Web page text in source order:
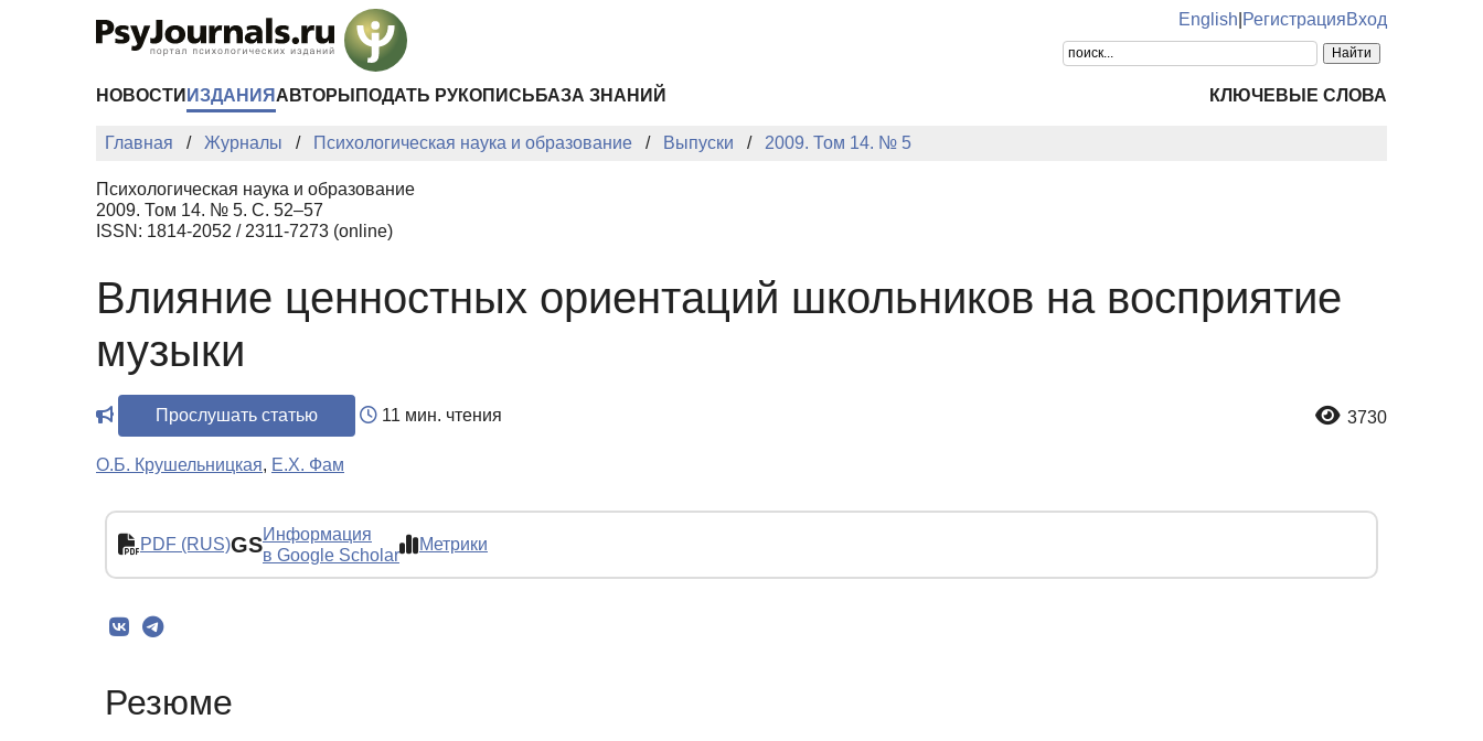
English РегистрацияВход
НОВОСТИ ИЗДАНИЯ АВТОРЫ ПОДАТЬ РУКОПИСЬ БАЗА ЗНАНИЙ КЛЮЧЕВЫЕ СЛОВА
Главная Журналы Психологическая наука и образование Выпуски 2009. Том 14. № 5
Психологическая наука и образование
2009. Том 14. № 5. С. 52–57
ISSN: 1814-2052 / 2311-7273 (online)
Влияние ценностных ориентаций школьников на восприятие
музыки
Прослушать статью 11 мин. чтения 3730
О.Б. Крушельницкая, Е.Х. Фам
PDF (RUS)GSИнформация
в Google Scholar
Метрики
Резюме